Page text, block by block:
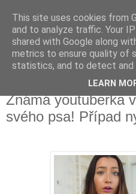
Fakečlánky
Věř všemu co tady vidíš.
pondělí 12. srpna 2019
Známá youtuberka
svého psa! Případ
This site uses cookies from
and to analyze traffic. Your
shared with Google along
metrics to ensure quality of
statistics, and to detect and
LEARN